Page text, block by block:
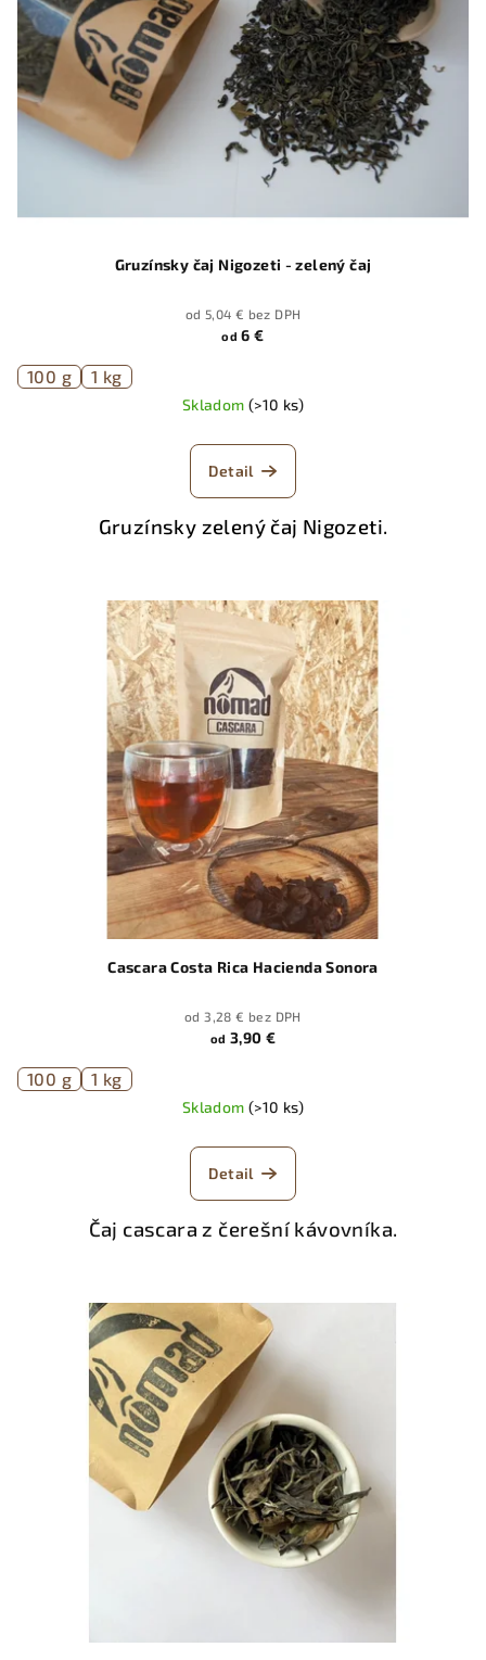
Gruzínsky čaj Nigozeti - zelený čaj
od 5,04 € bez DPH
od 6 €
100 g 1 kg
Skladom (>10 ks)
Detail
Gruzínsky zelený čaj Nigozeti.
Cascara Costa Rica Hacienda Sonora
od 3,28 € bez DPH
od 3,90 €
100 g 1 kg
Skladom (>10 ks)
Detail
Čaj cascara z čerešní kávovníka.